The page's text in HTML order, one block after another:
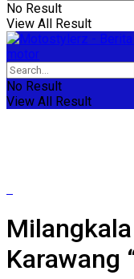
No Result
View All Result
No Result
View All Result
Karawang